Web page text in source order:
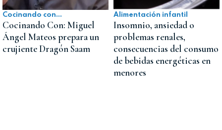
Cocinando con...
Cocinando Con: Miguel
Ángel Mateos prepara un
crujiente Dragón Saam
Alimentación infantil
Insomnio, ansiedad o
problemas renales,
consecuencias del consumo
de bebidas energéticas en
menores